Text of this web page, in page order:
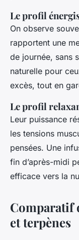
Le profil
On observe
rapportent une
de journée, sans
naturelle pour
excès, tout en
Le profil
Leur puissance
les tensions
pensées. Une
fin d’après-midi
efficace vers la
Comparatif
et terpènes